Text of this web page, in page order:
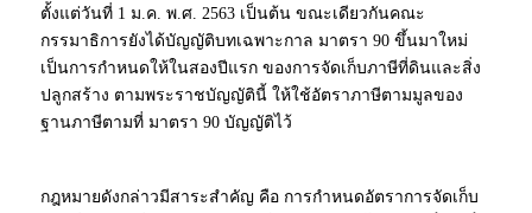
ตั้งแต่วันที่ 1 ม.ค. พ.ศ. 2563 เป็นต้น ขณะเดียวกันคณะ
กรรมาธิการยังได้บัญญัติบทเฉพาะกาล มาตรา 90 ขึ้นมาใหม่
เป็นการกำหนดให้ในสองปีแรก ของการจัดเก็บภาษีที่ดินและสิ่ง
ปลูกสร้าง ตามพระราชบัญญัตินี้ ให้ใช้อัตราภาษีตามมูลของ
ฐานภาษีตามที่ มาตรา 90 บัญญัติไว้
กฎหมายดังกล่าวมีสาระสำคัญ คือ การกำหนดอัตราการจัดเก็บ